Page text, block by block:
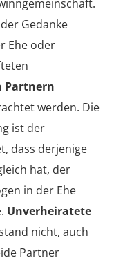
Gedanke
Ehe oder
Partnern
werden. Die
ist der
dass derjenige
hat, der
in der Ehe
Unverheiratete
nicht, auch
Partner